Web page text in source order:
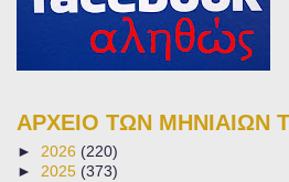
ΑΡΧΕΙΟ ΤΩΝ ΜΗΝΙΑΙΩΝ
► 2026 (220)
► 2025 (373)